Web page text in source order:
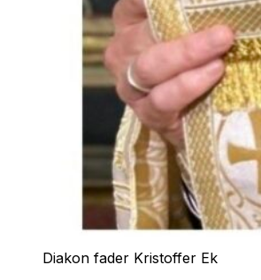
Diakon fader Kristoffer Ek